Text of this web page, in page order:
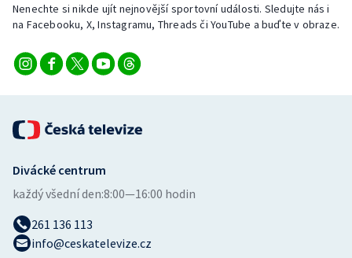
Ostatní
Nenechte si nikde ujít nejnovější sportovní události. Sledujte nás i
na Facebooku, X, Instagramu, Threads či YouTube a buďte v obraze.
Divácké centrum
každý všední den:8:00—16:00 hodin
261 136 113
info@ceskatelevize.cz